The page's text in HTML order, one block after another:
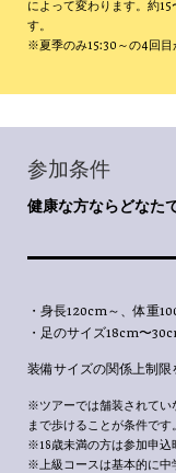
す。
※夏季のみ15:30～の4回目
参加条件
健康な方ならどなた
・身長120cm～、体重
・足のサイズ18cm〜
装備サイズの関係上制
※ツアーでは舗装されてい
まで歩けることが条件です
※18歳未満の方は参加申込
※上級コースは基本的に中